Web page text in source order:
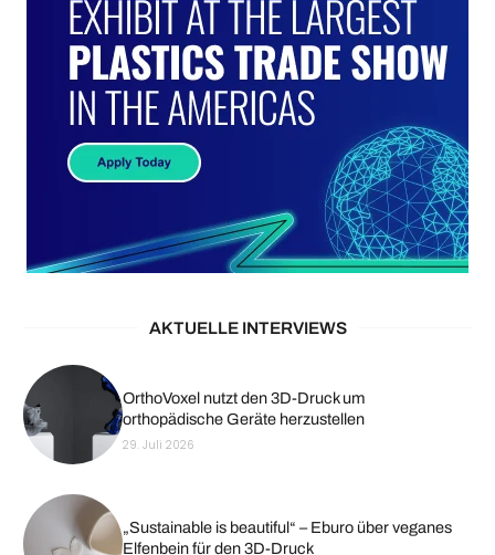
AKTUELLE INTERVIEWS
OrthoVoxel nutzt den 3D-Druck um
orthopädische Geräte herzustellen
29. Juli 2026
„Sustainable is beautiful“ – Eburo über veganes
Elfenbein für den 3D-Druck